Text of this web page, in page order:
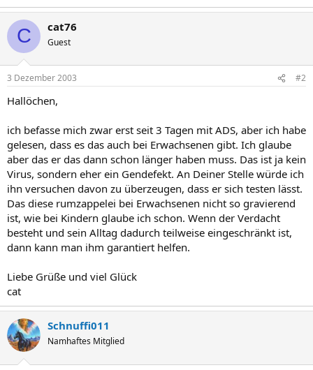
C cat76
Guest
3 Dezember 2003 #2
Hallöchen,
ich befasse mich zwar erst seit 3 Tagen mit ADS, aber ich habe
gelesen, dass es das auch bei Erwachsenen gibt. Ich glaube
aber das er das dann schon länger haben muss. Das ist ja kein
Virus, sondern eher ein Gendefekt. An Deiner Stelle würde ich
ihn versuchen davon zu überzeugen, dass er sich testen lässt.
Das diese rumzappelei bei Erwachsenen nicht so gravierend
ist, wie bei Kindern glaube ich schon. Wenn der Verdacht
besteht und sein Alltag dadurch teilweise eingeschränkt ist,
dann kann man ihm garantiert helfen.
Liebe Grüße und viel Glück
cat
Schnuffi011
Namhaftes Mitglied